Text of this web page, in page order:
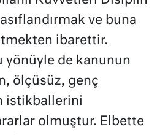
ve buna
ibarettir.
yönüyle de kanunun
ölçüsüz, genç
istikballerini
olmuştur. Elbette